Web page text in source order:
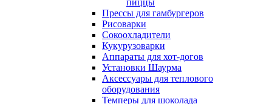
пиццы
Прессы для гамбургеров
Рисоварки
Сокоохладители
Кукурузоварки
Аппараты для хот-догов
Установки Шаурма
Аксессуары для теплового
оборудования
Темперы для шоколада